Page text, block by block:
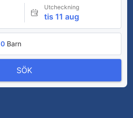
Utcheckning
tis 11 aug
0 Barn
SÖK